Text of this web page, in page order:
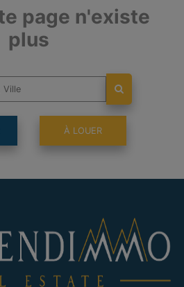
page n'existe
plus
À LOUER